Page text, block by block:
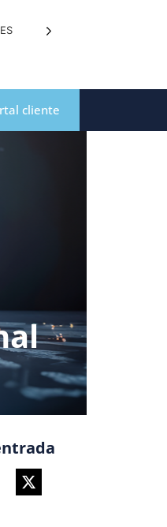
ES
cliente